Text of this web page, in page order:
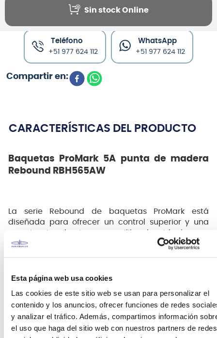
Esta página web usa cookies
Las cookies de este sitio web se usan para personalizar el
contenido y los anuncios, ofrecer funciones de redes
y analizar el tráfico. Además, compartimos información
el uso que haga del sitio web con nuestros partners de redes
Sin stock Online
Canales de venta y asesoría
Teléfono
+51 977 624 112
WhatsApp
+51 977 624 112
CARACTERÍSTICAS DEL PRODUCTO
Baquetas ProMark 5A punta de madera
Rebound RBH565AW
La serie Rebound de baquetas ProMark está
diseñada para ofrecer un control superior y una
experiencia de toque equilibrada, ideal para
bateristas que buscan precisión y versatilidad en
óptima y un sonido cálido.